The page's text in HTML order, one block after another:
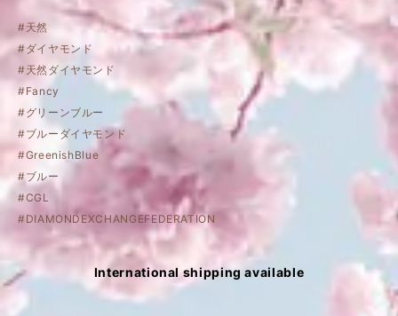
#天然
#ダイヤモンド
#天然ダイヤモンド
#Fancy
#グリーンブルー
#ブルーダイヤモンド
#GreenishBlue
#ブルー
#CGL
#DIAMONDEXCHANGEFEDERATION
International shipping available